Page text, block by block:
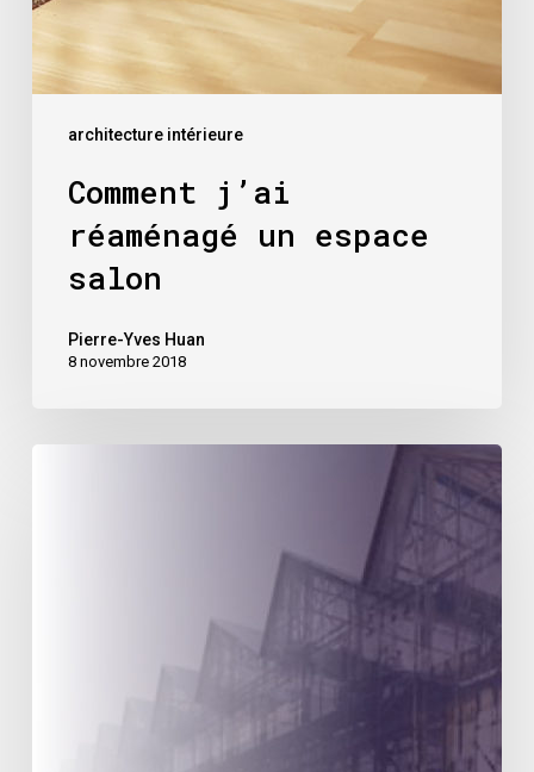
architecture intérieure
Comment j’ai
réaménagé un espace
salon
Pierre-Yves Huan
8 novembre 2018